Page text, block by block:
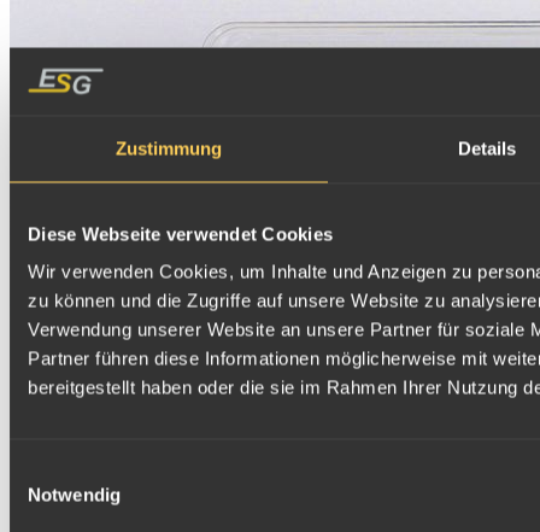
Zustimmung Details
Diese Webseite verwendet Cookies
Wir verwenden Cookies, um Inhalte und Anzeigen zu
zu können und die Zugriffe auf unsere Website zu
Verwendung unserer Website an unsere Partner für soziale
Partner führen diese Informationen möglicherweise mit
bereitgestellt haben oder die sie im Rahmen Ihrer Nutzung
Notwendig